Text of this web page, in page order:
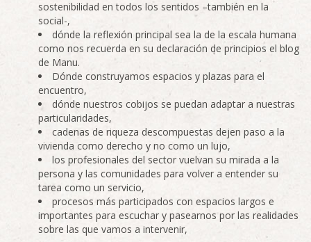
sostenibilidad en todos los sentidos –también en la
social-,
dónde la reflexión principal sea la de la escala humana
como nos recuerda en su declaración de principios el blog
de Manu.
Dónde construyamos espacios y plazas para el
encuentro,
dónde nuestros cobijos se puedan adaptar a nuestras
particularidades,
cadenas de riqueza descompuestas dejen paso a la
vivienda como derecho y no como un lujo,
los profesionales del sector vuelvan su mirada a la
persona y las comunidades para volver a entender su
tarea como un servicio,
procesos más participados con espacios largos e
importantes para escuchar y pasearnos por las realidades
sobre las que vamos a intervenir,